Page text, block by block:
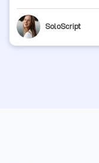
SoloScript